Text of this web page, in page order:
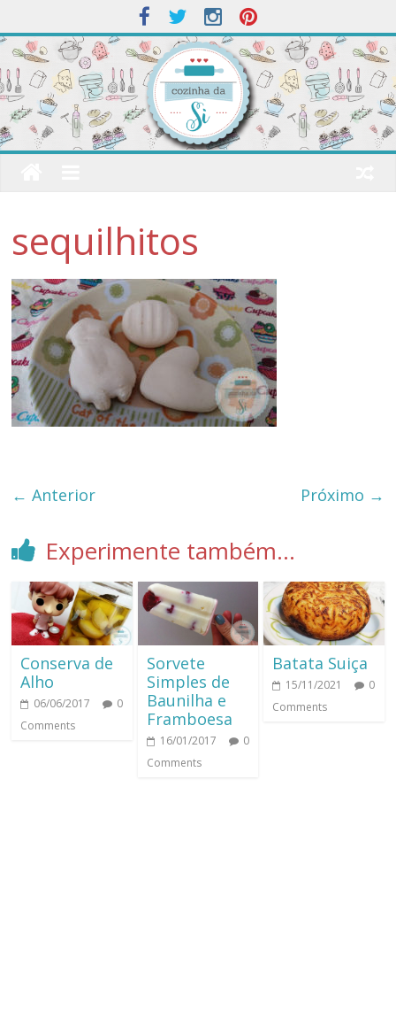
sequilhitos
← Anterior Próximo →
Experimente também...
Conserva de
Alho
06/06/2017
0
Comments
​Sorvete
Simples de
Baunilha e
Framboesa
16/01/2017
0
Comments
Batata Suiça
15/11/2021
0
Comments